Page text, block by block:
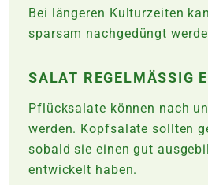
Bei längeren Kulturzeiten
sparsam nachgedüngt
SALAT REGELMÄSSIG
Pflücksalate können nach
werden. Kopfsalate sollten
sobald sie einen gut
entwickelt haben.